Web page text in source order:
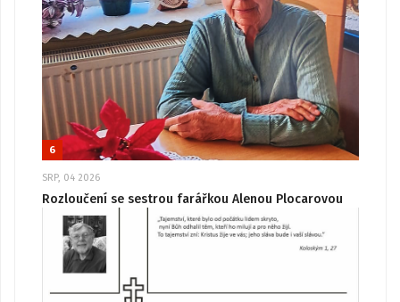
6
SRP, 04 2026
Rozloučení se sestrou farářkou Alenou Plocarovou